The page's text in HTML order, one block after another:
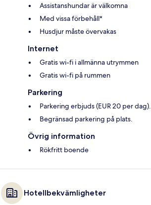
Assistanshundar är välkomna
Med vissa förbehåll*
Husdjur måste övervakas
Internet
Gratis wi-fi i allmänna utrymmen
Gratis wi-fi på rummen
Parkering
Parkering erbjuds (EUR 20 per dag).
Begränsad parkering på plats.
Övrig information
Rökfritt boende
Hotellbekvämligheter